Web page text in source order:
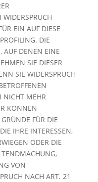
EIN AUF DIESE
DIE
AUF DENEN EINE
SIE DIESER
SIE WIDERSPRUCH
NICHT MEHR
KÖNNEN
FÜR DIE
IHRE INTERESSEN,
ODER DIE
VON
NACH ART. 21